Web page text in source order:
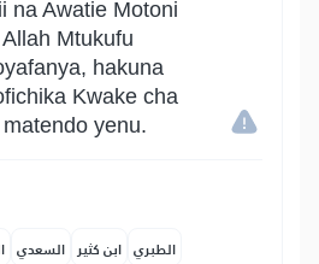
na Awatie Motoni
Mtukufu
hakuna
Kwake cha
yenu.
السعدي ابن كثير الطبري